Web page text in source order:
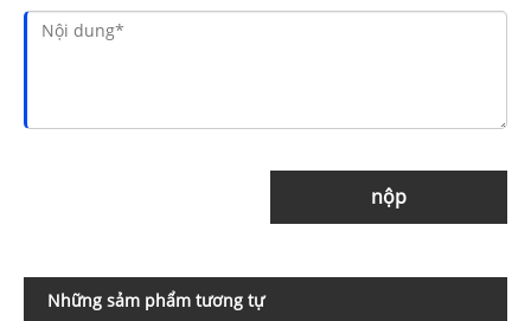
nộp
Những sảm phẩm tương tự